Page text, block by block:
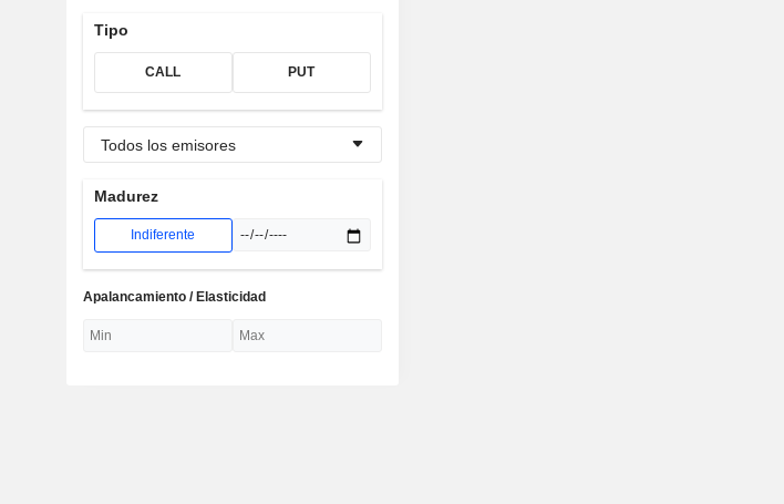
Tipo
CALL PUT
Todos los emisores
Madurez
Indiferente
Apalancamiento / Elasticidad